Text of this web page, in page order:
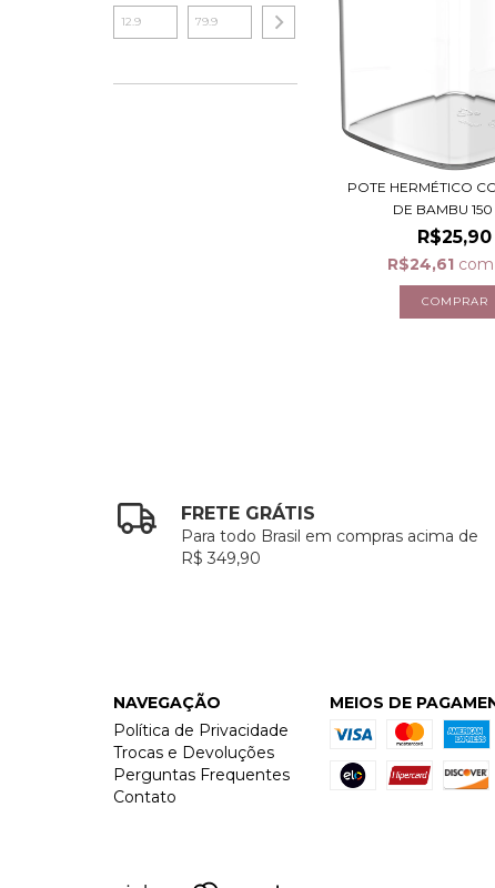
POTE HERMÉTICO
DE BAMBU 150
R$25,90
R$24,61 com
FRETE GRÁTIS
Para todo Brasil em compras acima de
R$ 349,90
NAVEGAÇÃO
Política de Privacidade
Trocas e Devoluções
Perguntas Frequentes
Contato
MEIOS DE